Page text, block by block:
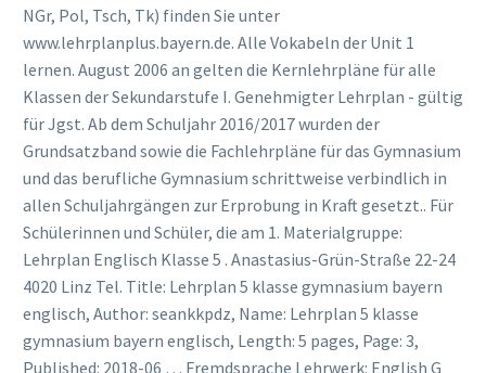
NGr, Pol, Tsch, Tk) finden Sie unter
www.lehrplanplus.bayern.de. Alle Vokabeln der Unit 1
lernen. August 2006 an gelten die Kernlehrpläne für alle
Klassen der Sekundarstufe I. Genehmigter Lehrplan - gültig
für Jgst. Ab dem Schuljahr 2016/2017 wurden der
Grundsatzband sowie die Fachlehrpläne für das Gymnasium
und das berufliche Gymnasium schrittweise verbindlich in
allen Schuljahrgängen zur Erprobung in Kraft gesetzt.. Für
Schülerinnen und Schüler, die am 1. Materialgruppe:
Lehrplan Englisch Klasse 5 . Anastasius-Grün-Straße 22-24
4020 Linz Tel. Title: Lehrplan 5 klasse gymnasium bayern
englisch, Author: seankkpdz, Name: Lehrplan 5 klasse
gymnasium bayern englisch, Length: 5 pages, Page: 3,
Published: 2018-06 … Fremdsprache Lehrwerk: English G